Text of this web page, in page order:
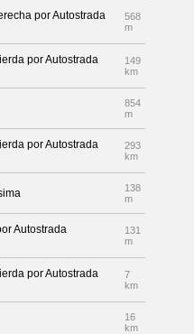
por Autostrada
568
m
por Autostrada
149
km
854
m
por Autostrada
293
km
138
m
Autostrada
131
m
por Autostrada
7
km
16
km